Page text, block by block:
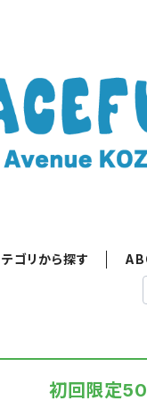
ゴリから探す
初回限定